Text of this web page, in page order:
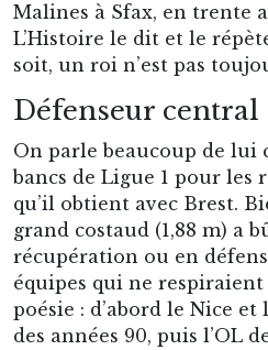
Malines à Sfax, en trente
L’Histoire le dit et le
soit, un roi n’est pas
Défenseur central
On parle beaucoup de lui
bancs de Ligue 1 pour les
qu’il obtient avec Brest.
grand costaud (1,88 m) a
récupération ou en
équipes qui ne
poésie : d’abord le Nice
des années 90, puis l’OL